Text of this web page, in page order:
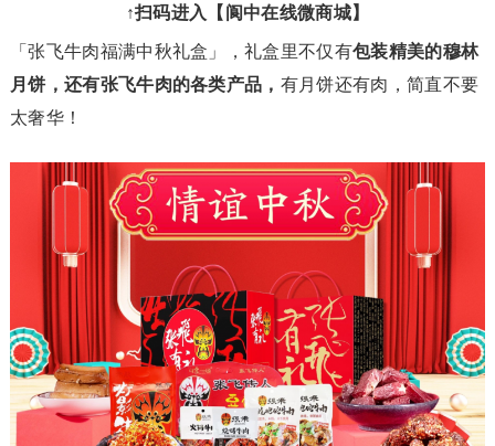
↑扫码进入【阆中在线微商城】
「张飞牛肉福满中秋礼盒」，礼盒里不仅有包装精美的穆林
月饼，还有张飞牛肉的各类产品， 有月饼还有肉，简直不要
太奢华！